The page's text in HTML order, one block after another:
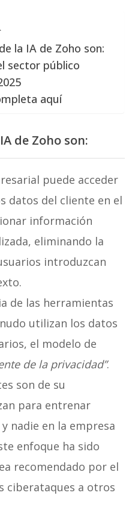
la IA de Zoho son:
sector público
aquí
de Zoho son:
puede acceder
datos del cliente en el
información
eliminando la
introduzcan
de las herramientas
utilizan los datos
el modelo de
de la privacidad”.
son de su
para entrenar
nadie en la empresa
enfoque ha sido
recomendado por el
ciberataques a otros